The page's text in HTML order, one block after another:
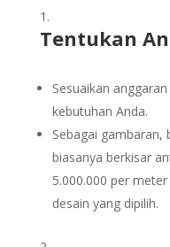
Tentukan
Sesuaikan
kebutuhan Anda.
Sebagai gambaran,
biasanya berkisar
5.000.000 per
desain yang dipilih.